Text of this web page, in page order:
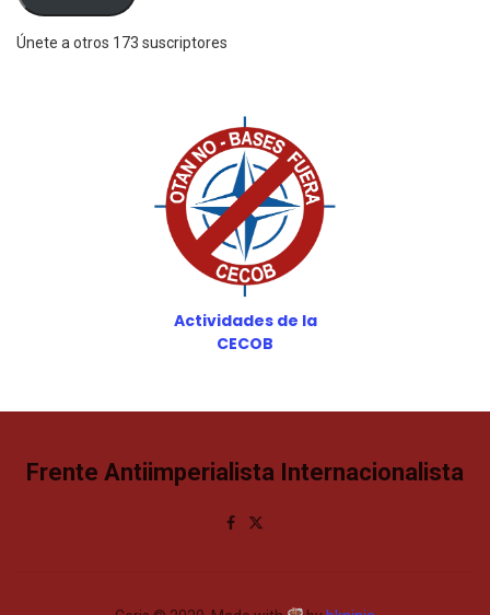
Únete a otros 173 suscriptores
Actividades de la
CECOB
Frente Antiimperialista Internacionalista